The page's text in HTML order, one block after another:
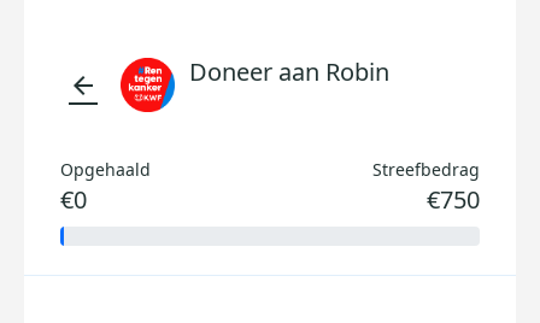
arrow_back Doneer aan Robin
Opgehaald
€0
Streefbedrag
€750